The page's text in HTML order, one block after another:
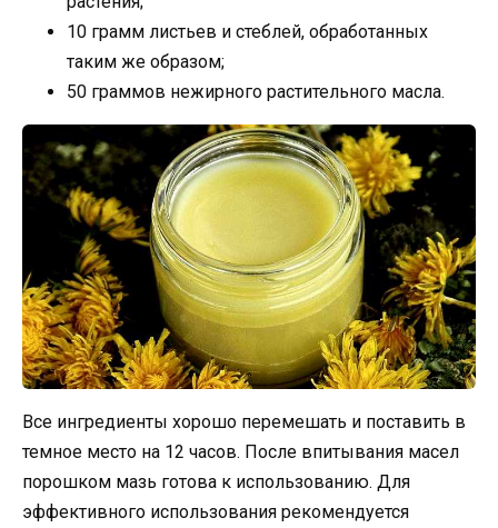
10 грамм листьев и стеблей, обработанных
таким же образом;
50 граммов нежирного растительного масла.
Все ингредиенты хорошо перемешать и поставить в
темное место на 12 часов. После впитывания масел
порошком мазь готова к использованию. Для
эффективного использования рекомендуется